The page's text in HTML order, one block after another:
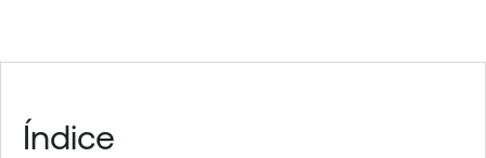
Índice